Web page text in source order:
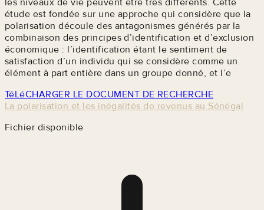
étude est fondée sur une approche qui considère que la
polarisation découle des antagonismes générés par la
combinaison des principes d’identification et d’exclusion
économique : l’identification étant le sentiment de
satisfaction d’un individu qui se considère comme un
élément à part entière dans un groupe donné, et l’e
TéLéCHARGER LE DOCUMENT DE RECHERCHE
La polarisation et les inégalités de revenus au Sénégal
Fichier disponible